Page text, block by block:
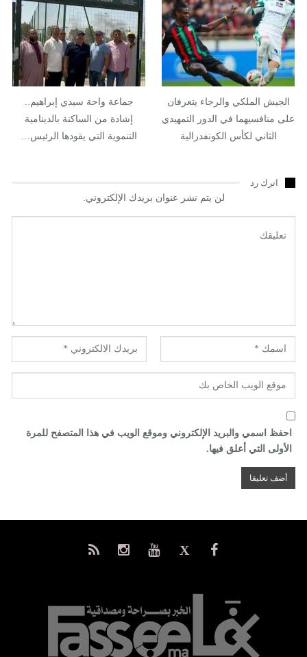
الجيش الملكي والرجاء يتعرفان
على منافسيهما في الدور التمهيدي
الثاني لكأس الكونفدرالية
جماعة واحة سيدي إبراهيم..
إشادة من الساكنة بالدينامية
التنموية التي يقودها الرئيس…
اترك رد
لن يتم نشر عنوان بريدك الإلكتروني.
احفظ اسمي والبريد الإلكتروني وموقع الويب في هذا المتصفح للمرة
الأولى التي أعلق فيها.